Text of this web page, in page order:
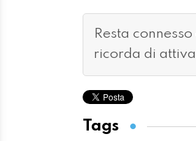
Resta
ricorda di
Tags